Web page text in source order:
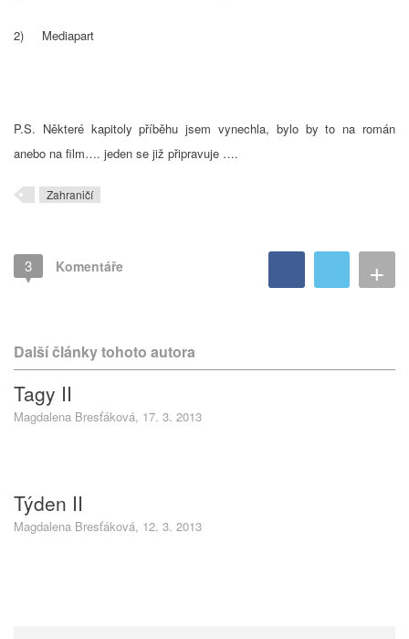
2) Mediapart
P.S. Některé kapitoly příběhu jsem vynechla, bylo by to na román
anebo na film…. jeden se již připravuje ….
Zahraničí
3 Komentáře +
Další články tohoto autora
Tagy II
Magdalena Bresťáková, 17. 3. 2013
Týden II
Magdalena Bresťáková, 12. 3. 2013